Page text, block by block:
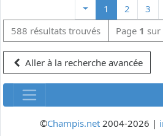
1 2 3
588 résultats trouvés
Page 1 sur
Aller à la recherche avancée
©Champis.net2004-2026 |